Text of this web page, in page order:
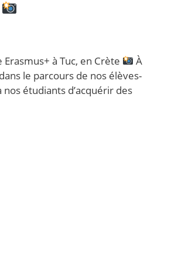
à Tuc, en Crète
À
le parcours de nos élèves-
étudiants d’acquérir des